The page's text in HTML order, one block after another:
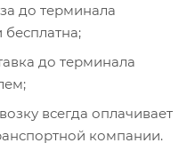
до терминала
до терминала
всегда оплачивает
компании.